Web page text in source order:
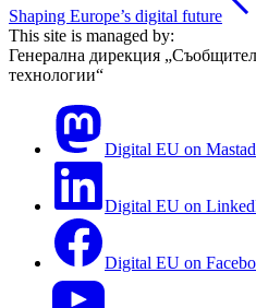
Shaping Europe’s digital future
This site is managed by:
Генерална дирекция
технологии“
Digital EU on
Digital EU on
Digital EU on